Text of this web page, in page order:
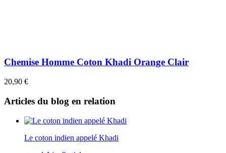
Chemise Homme Coton Khadi Orange Clair
20,90 €
Articles du blog en relation
Le coton indien appelé Khadi